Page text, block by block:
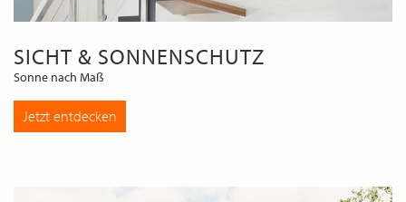
SICHT & SONNENSCHUTZ
Sonne nach Maß
Jetzt entdecken